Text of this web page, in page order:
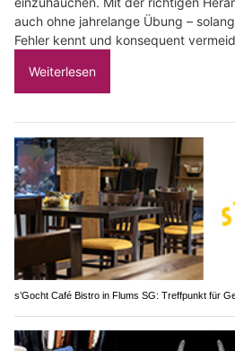
auch ohne jahrelange Übung –
Fehler kennt und konsequent
Weiterlesen
s’Gocht Café Bistro in Flums SG: Treffpunkt für